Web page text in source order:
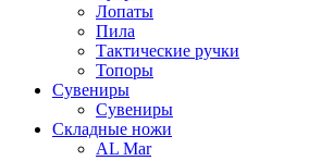
Лопаты
Пила
Тактические ручки
Топоры
Сувениры
Сувениры
Складные ножи
AL Mar